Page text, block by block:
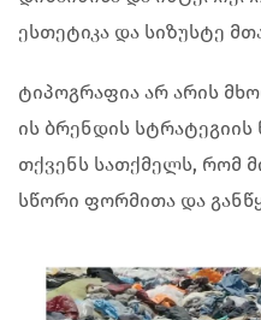
ესთეტიკა და სიზუსტე
ტიპოგრაფია არ არის
ის ბრენდის სტრატეგიის
თქვენს სათქმელს, რომ
სწორი ფორმითა და